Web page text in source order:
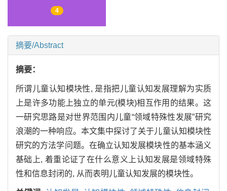
4
摘要/Abstract
摘要：
所谓儿童认知模块性, 是指把儿童认知发展理解为实质
上是许多功能上独立的单元(模块)相互作用的结果。这
一研究思路是对世界范围内儿童“领域特殊性发展”研究
浪潮的一种响应。本文集中探讨了关于儿童认知模块性
研究的方法学问题。在确立认知发展模块性的基本涵义
基础上, 着重论证了在什么意义上认知发展是领域特殊
性和信息封闭的, 从而表明儿童认知发展的模块性。